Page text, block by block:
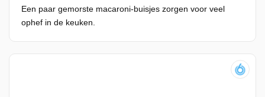
Een paar gemorste macaroni-buisjes zorgen voor veel
ophef in de keuken.